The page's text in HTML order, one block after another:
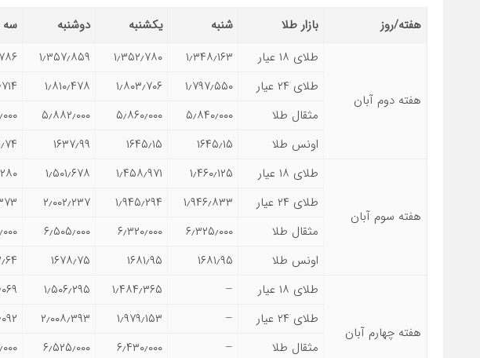
هفته/روز بازار طلا شنبه یکشنبه دوشنبه سه
هفته دوم آبان
طلای ۱۸ عیار ۱٫۳۴۸٫۱۶۳ ۱٫۳۵۲٫۷۸۰ ۱٫۳۵۷٫۸۵۹
طلای ۲۴ عیار
۱٫۷۹۷٫۵۵۰ ۱٫۸۰۳٫۷۰۶ ۱٫۸۱۰٫۴۷۸
مثقال طلا
۵٫۸۴۰٫۰۰۰ ۵٫۸۶۰٫۰۰۰ ۵٫۸۸۲٫۰۰۰
اونس طلا
۱۶۴۵٫۱۵ ۱۶۴۵٫۱۵ ۱۶۳۷٫۹۹
هفته سوم آبان
طلای ۱۸ عیار ۱٫۴۶۰٫۱۲۵ ۱٫۴۵۸٫۹۷۱ ۱٫۵۰۱٫۶۷۸
طلای ۲۴ عیار
۱٫۹۴۶٫۸۳۳ ۱٫۹۴۵٫۲۹۴ ۲٫۰۰۲٫۲۳۷
مثقال طلا
۶٫۳۲۵٫۰۰۰ ۶٫۳۲۰٫۰۰۰ ۶٫۵۰۵٫۰۰۰
اونس طلا
۱۶۸۱٫۹۵ ۱۶۸۱٫۹۵ ۱۶۷۸٫۷۵
هفته چهارم آبان
طلای ۱۸ عیار – ۱٫۴۸۴٫۳۶۵ ۱٫۵۰۶٫۲۹۵
طلای ۲۴ عیار
– ۱٫۹۷۹٫۱۵۳ ۲٫۰۰۸٫۳۹۳
مثقال طلا
– ۶٫۴۳۰٫۰۰۰ ۶٫۵۲۵٫۰۰۰